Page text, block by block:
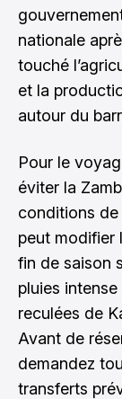
nationale
touché
et la
autour du
Pour le
éviter la
conditions de
peut modifier
fin de saison
pluies
reculées de
Avant de
demandez
transferts